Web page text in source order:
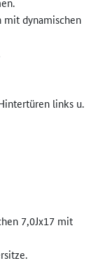
mit dynamischen
links u.
7,0Jx17 mit